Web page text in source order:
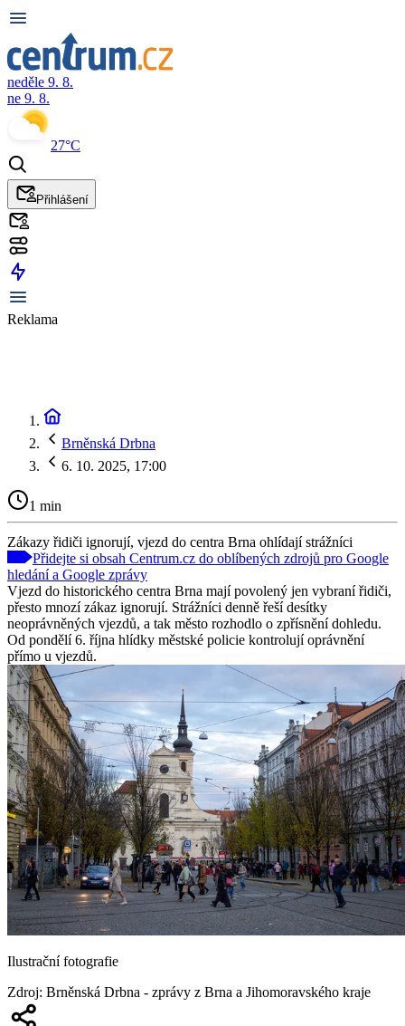
neděle 9. 8.
ne 9. 8.
27°C
Přihlášení
Reklama
Brněnská Drbna
6. 10. 2025, 17:00
1 min
Zákazy řidiči ignorují, vjezd do centra Brna ohlídají strážníci
Přidejte si obsah Centrum.cz do oblíbených zdrojů pro Google
hledání a Google zprávy
Vjezd do historického centra Brna mají povolený jen vybraní řidiči,
přesto mnozí zákaz ignorují. Strážníci denně řeší desítky
neoprávněných vjezdů, a tak město rozhodlo o zpřísnění dohledu.
Od pondělí 6. října hlídky městské policie kontrolují oprávnění
přímo u vjezdů.
Ilustrační fotografie
Zdroj: Brněnská Drbna - zprávy z Brna a Jihomoravského kraje